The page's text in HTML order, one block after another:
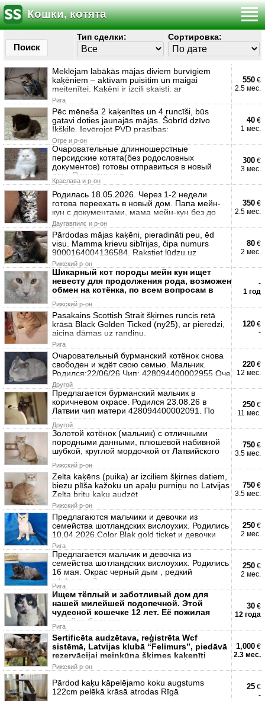
Кошки, котята
Поиск
Тип сделки: Сортировка:
Meklējam labākās mājas diviem burvīgiem
kaķēniem – aktīvam puisītim un maigai
meitenītei. Kaķēni ir izcili skaisti: ar
Рига
550 €
2.5 мес.
Pēc mēneša 2 kaķenītes un 4 runcīši, būs
gatavi doties jaunajās mājās. Šobrīd dzīvo
Ikšķilē. Ievērojot PVD prasības:
Огре и р-он
40 €
1 мес.
Очаровательные длинношерстные
персидские котята(без родословных
документов) готовы отправиться в новый
дом. Приучены к п
Краславa и р-он
300 €
3 мес.
Родилась 18.05.2026. Через 1-2 недели
готова переехать в новый дом. Папа мейн-
кун с документами, мама мейн-кун без до
Даугавпилс и р-он
350 €
2.5 мес.
Pārdodas mājas kaķēni, pieradināti peu, ēd
visu. Mamma krievu sibīrijas, čipa numurs
9000164004136584. Rakstiet lūdzu uz
Рижский р-он
80 €
2 мес.
Шикарный кот породы мейн кун ищет
невесту для продолжения рода, возможен
обмен на котёнка, по всем вопросам в
ватсап или
Рижский р-он
-
1 год
Pasakains Scottish Strait šķirnes runcis retā
krāsā Black Golden Ticked (ny25), ar pieredzi,
aicina dāmas uz randiņu.
Рига
120 €
-
Очаровательный бурманский котёнок снова
свободен и ждёт свою семью. Мальчик.
Родился:22/06/26 Чип: 428094400002955 Оче
Другой
220 €
12 мес.
Предлагается бурманский мальчик в
коричневом окрасе. Родился 23.08.26 в
Латвии чип матери 428094400002091. По
всем вопро
Другой
250 €
11 мес.
Золотой котёнок (мальчик) с отличными
породными данными, плюшевой набивной
шубкой, круглой мордочкой от Латвийского
пито
Рижский р-он
750 €
3.5 мес.
Zelta kaķēns (puika) ar izciliem šķirnes datiem,
biezu plīša kažoku un apaļu purniņu no Latvijas
Zelta britu kaķu audzēt
Рижский р-он
750 €
3.5 мес.
Предлагаются мальчики и девочки из
семейства шотландских вислоухих. Родились
10.04.2026.Color Blak gold ticket и девочки
Рига
250 €
2 мес.
Предлагается мальчик и девочка из
семейства шотландских вислоухих. Родились
16 мая. Окрас черный дым , редкий
эффектный
Рига
250 €
2 мес.
Ищем тёплый и заботливый дом для
нашей милейшей подопечной. Этой
чудесной кошечке 12 лет. Её пожилая
хозяйка больше
Рига
30 €
12 года
Sertificēta audzētava, reģistrēta Wcf
sistēmā, Latvijas klubā “Felimurs”, piedāvā
rezervācijai meinkūna šķirnes kaķenīti
Рижский р-он
1,000 €
2.3 мес.
Pārdod kaķu kāpelējamo koku augstums
122cm pelēkā krāsā atrodas Rīgā
25 €
-